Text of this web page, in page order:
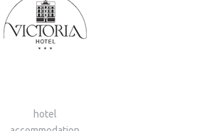
hotel